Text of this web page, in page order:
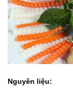
Nguyên liệu: